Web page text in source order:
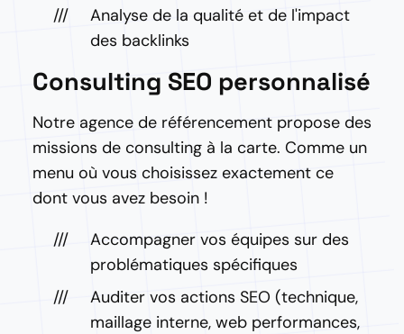
Analyse de la qualité et de l'impact
des backlinks
Consulting SEO personnalisé
Notre agence de référencement propose des
missions de consulting à la carte. Comme un
menu où vous choisissez exactement ce
dont vous avez besoin !
Accompagner vos équipes sur des
problématiques spécifiques
Auditer vos actions SEO (technique,
maillage interne, web performances,